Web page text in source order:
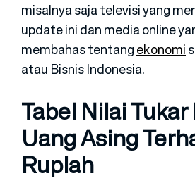
misalnya saja televisi yang
update ini dan media online
membahas tentangekonomi
atau Bisnis Indonesia.
Tabel Nilai
Uang Asing
Rupiah